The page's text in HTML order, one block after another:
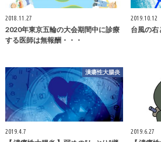
2018.11.27
2020年東京五輪の大会期間中に診療
する医師は無報酬・・・
2019.10.12
台風の右
潰瘍性大腸炎
2019.4.7 2019.6.27